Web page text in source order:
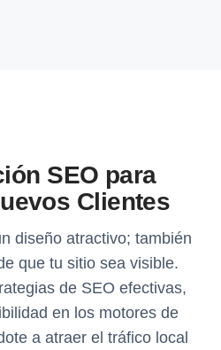
SEO para
Clientes
diseño atractivo; también
que tu sitio sea visible.
de SEO efectivas,
en los motores de
a atraer el tráfico local